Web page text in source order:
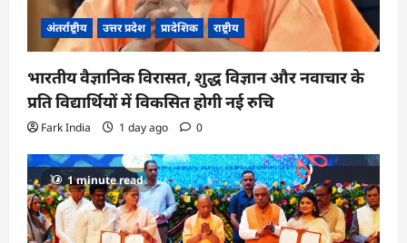
अंतर्राष्ट्रीय उत्तर प्रदेश प्रादेशिक राष्ट्रीय
भारतीय वैज्ञानिक विरासत, शुद्ध विज्ञान और नवाचार के
प्रति विद्यार्थियों में विकसित होगी नई रुचि
Fark India 1 day ago 0
1 minute read